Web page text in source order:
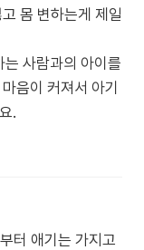
몸 변하는게 제일
사람과의 아이를
음이 커져서 아기
.
터 애기는 가지고